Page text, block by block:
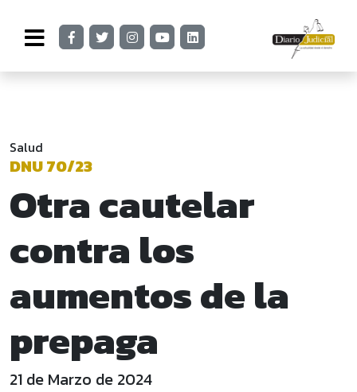
Salud
DNU 70/23
Otra cautelar
contra los
aumentos de la
prepaga
21 de Marzo de 2024